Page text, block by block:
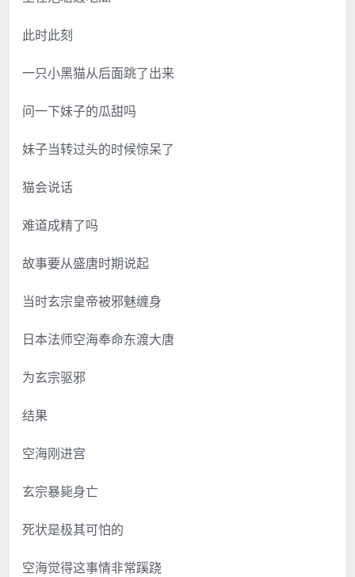
此时此刻
一只小黑猫从后面跳了出来
问一下妹子的瓜甜吗
妹子当转过头的时候惊呆了
猫会说话
难道成精了吗
故事要从盛唐时期说起
当时玄宗皇帝被邪魅缠身
日本法师空海奉命东渡大唐
为玄宗驱邪
结果
空海刚进宫
玄宗暴毙身亡
死状是极其可怕的
空海觉得这事情非常蹊跷